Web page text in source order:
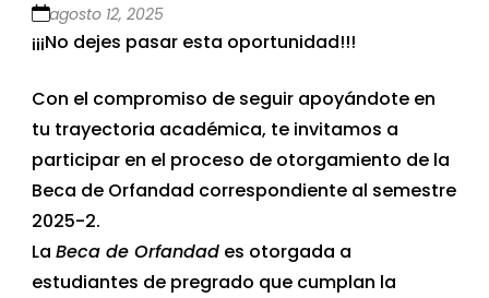
agosto 12, 2025
¡¡¡No dejes pasar esta oportunidad!!!
Con el compromiso de seguir apoyándote en
tu trayectoria académica, te invitamos a
participar en el proceso de otorgamiento de la
Beca de Orfandad correspondiente al semestre
2025-2.
LaBeca de Orfandad es otorgada a
estudiantes de pregrado que cumplan la